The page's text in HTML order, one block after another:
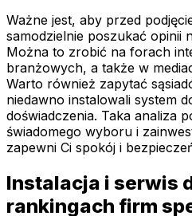
Ważne jest, aby przed
samodzielnie poszukać opinii
Można to zrobić na forach
branżowych, a także w
Warto również zapytać
niedawno instalowali system
doświadczenia. Taka analiza
świadomego wyboru i
zapewni Ci spokój i
Instalacja i serwis
rankingach firm